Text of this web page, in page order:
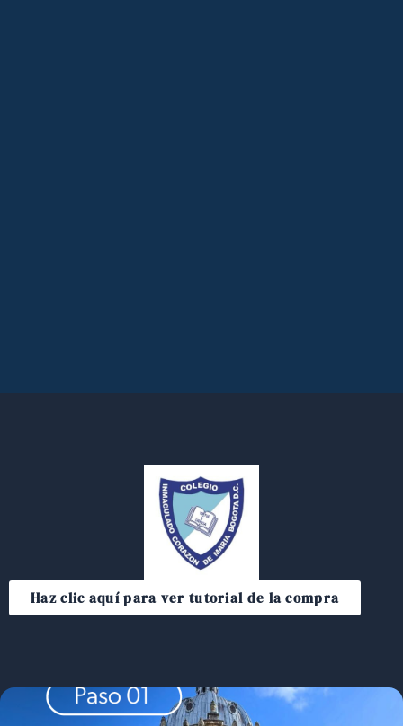
Haz clic aquí para ver tutorial de la compra